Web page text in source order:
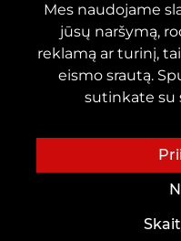
Susisiekite su
Skundai ir pasiūlymai:
Registracija ir
Mes naudojame
jūsų naršymą,
reklamą ar turinį,
eismo srautą.
sutinkate su